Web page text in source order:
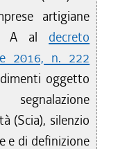
artigiane
A al decreto
2016, n. 222
oggetto
(Scia), silenzio
e di definizione